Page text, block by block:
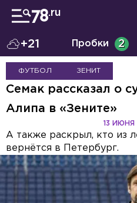
+21 Пробки 2
ФУТБОЛ ЗЕНИТ
Семак рассказал о
Алипа в «Зените»
13 ИЮНЯ
А также раскрыл, кто из
вернётся в Петербург.